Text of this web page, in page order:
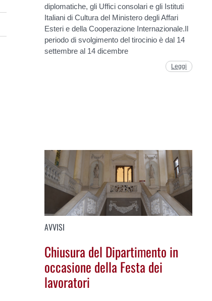
diplomatiche, gli Uffici consolari e gli Istituti
Italiani di Cultura del Ministero degli Affari
Esteri e della Cooperazione Internazionale.Il
periodo di svolgimento del tirocinio è dal 14
settembre al 14 dicembre
Leggi
AVVISI
Chiusura del Dipartimento in
occasione della Festa dei
lavoratori